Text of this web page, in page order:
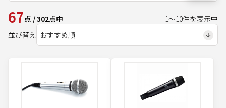
67点 /302点中 1～10件を表示中
並び替え